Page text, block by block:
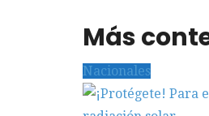
Más
Nacionales